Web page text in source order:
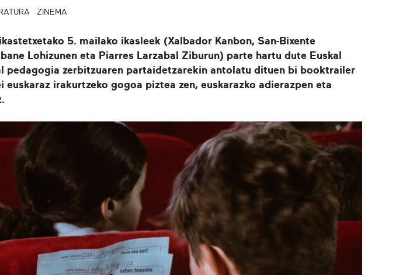
ZINEMA
5. mailako ikasleek (Xalbador Kanbon, San-Bixente
Lohizunen eta Piarres Larzabal Ziburun) parte hartu dute Euskal
pedagogia zerbitzuaren partaidetzarekin antolatu dituen bi booktrailer
euskaraz irakurtzeko gogoa piztea zen, euskarazko adierazpen eta